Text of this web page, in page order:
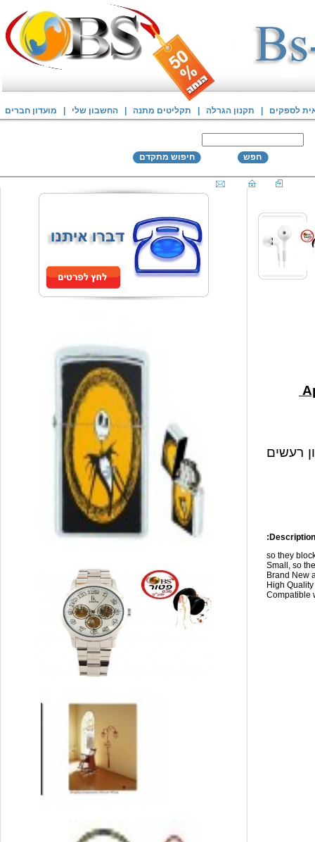
לספקים תקנון הגרלה תקליטים מתנה החשבון שלי מועדון חברים
חפש חיפוש מתקדם
רעשים
so they
Small, so
Brand New
High
Compatible